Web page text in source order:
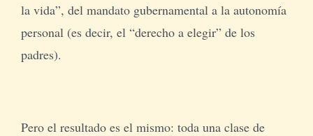
la vida”, del mandato gubernamental a la autonomía
personal (es decir, el “derecho a elegir” de los
padres).
Pero el resultado es el mismo: toda una clase de